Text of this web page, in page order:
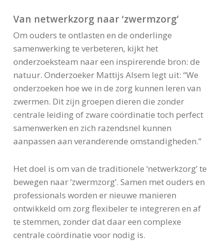
Van netwerkzorg naar ‘zwermzorg’
Om ouders te ontlasten en de onderlinge
samenwerking te verbeteren, kijkt het
onderzoeksteam naar een inspirerende bron: de
natuur. Onderzoeker Mattijs Alsem legt uit: “We
onderzoeken hoe we in de zorg kunnen leren van
zwermen. Dit zijn groepen dieren die zonder
centrale leiding of zware coördinatie toch perfect
samenwerken en zich razendsnel kunnen
aanpassen aan veranderende omstandigheden.”
Het doel is om van de traditionele ‘netwerkzorg’ te
bewegen naar ‘zwermzorg’. Samen met ouders en
professionals worden er nieuwe manieren
ontwikkeld om zorg flexibeler te integreren en af
te stemmen, zonder dat daar een complexe
centrale coördinatie voor nodig is.